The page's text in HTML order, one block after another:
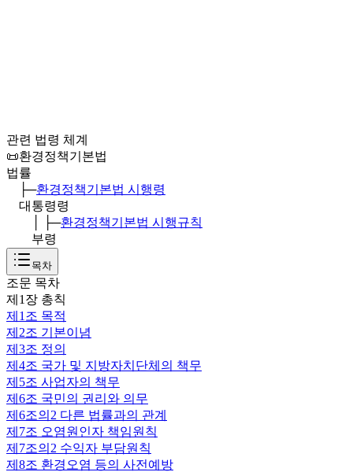
관련 법령 체계
📜환경정책기본법
법률
├─환경정책기본법 시행령
대통령령
│ ├─환경정책기본법 시행규칙
부령
목차
조문 목차
제1장 총칙
제1조 목적
제2조 기본이념
제3조 정의
제4조 국가 및 지방자치단체의 책무
제5조 사업자의 책무
제6조 국민의 권리와 의무
제6조의2 다른 법률과의 관계
제7조 오염원인자 책임원칙
제7조의2 수익자 부담원칙
제8조 환경오염 등의 사전예방